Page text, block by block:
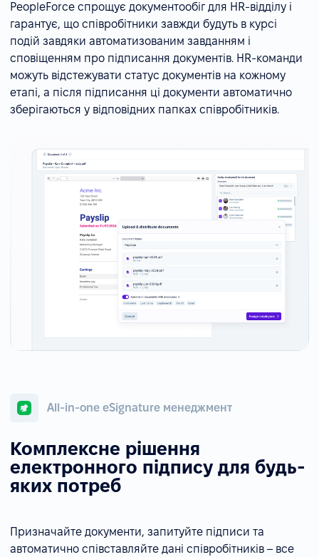
PeopleForce спрощує документообіг для HR-відділу і
гарантує, що співробітники завжди будуть в курсі
подій завдяки автоматизованим завданням і
сповіщенням про підписання документів. HR-команди
можуть відстежувати статус документів на кожному
етапі, а після підписання ці документи автоматично
зберігаються у відповідних папках співробітників.
All-in-one eSignature менеджмент
Комплексне рішення
електронного підпису для будь-
яких потреб
Призначайте документи, запитуйте підписи та
автоматично співставляйте дані співробітників – все